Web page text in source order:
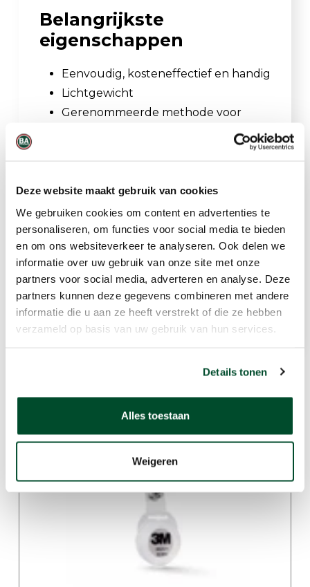
Deze website maakt gebruik van cookies
We gebruiken cookies om content en advertenties te
personaliseren, om functies voor social media te bieden
en om ons websiteverkeer te analyseren. Ook delen we
informatie over uw gebruik van onze site met onze
partners voor social media, adverteren en analyse. Deze
partners kunnen deze gegevens combineren met andere
informatie die u aan ze heeft verstrekt of die ze hebben
verzameld op basis van uw gebruik van hun services.
Details tonen
Alles toestaan
Weigeren
Belangrijkste
eigenschappen
Eenvoudig, kosteneffectief en handig
Lichtgewicht
Gerenommeerde methode voor
luchtbemonstering en analyse van
3501+ Badge eenvoudig aan je
werkkleding
Hoogste diffuse
bemonsteringssnelheid voor het
monitoren van lage
verontreinigingsniveaus en STEL-
bemonstering
Gerelateerde producten